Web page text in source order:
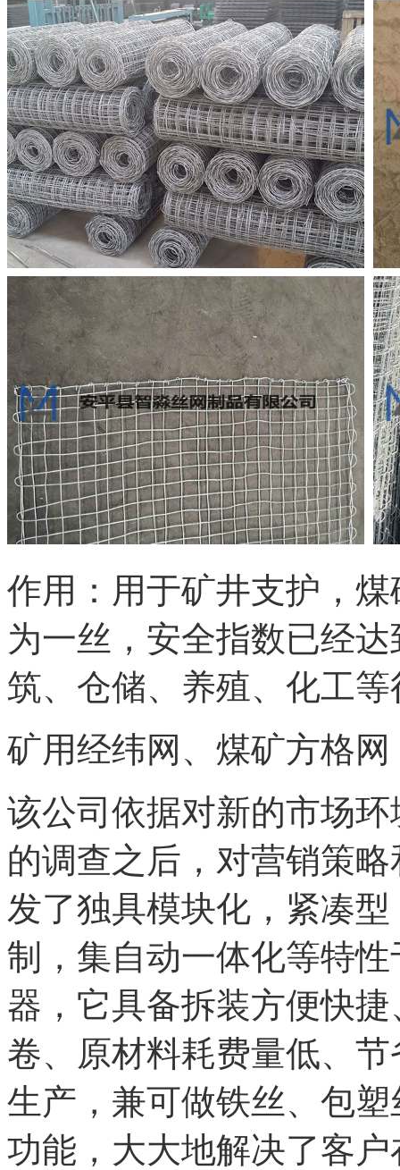
作用：用于矿井支护，
为一丝，安全指数已经
筑、仓储、养殖、化工等
矿用经纬网、煤矿方格网
该公司依据对新的市场
的调查之后，对营销策
发了独具模块化，紧凑
制，集自动一体化等特
器，它具备拆装方便快
卷、原材料耗费量低、
生产，兼可做铁丝、包
功能，大大地解决了客